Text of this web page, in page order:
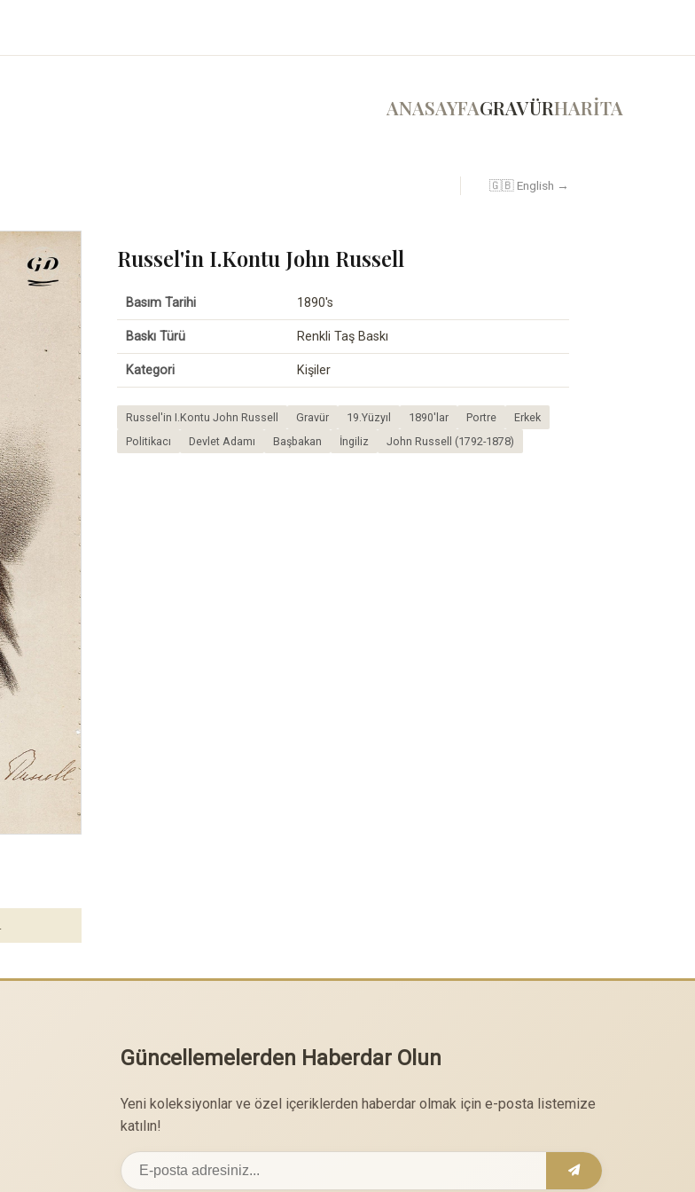
ANASAYFAGRAVÜRHARİTA
🇬🇧 English →
Russel'in I.Kontu John Russell
Basım Tarihi 1890's
Baskı Türü Renkli Taş Baskı
Kategori Kişiler
Russel'in I.Kontu John Russell Gravür 19.Yüzyıl 1890'lar Portre
Erkek
Politikacı
Devlet Adamı Başbakan İngiliz John Russell (1792-1878)
Güncellemelerden Haberdar Olun
Yeni koleksiyonlar ve özel içeriklerden haberdar olmak için e-posta listemize
katılın!